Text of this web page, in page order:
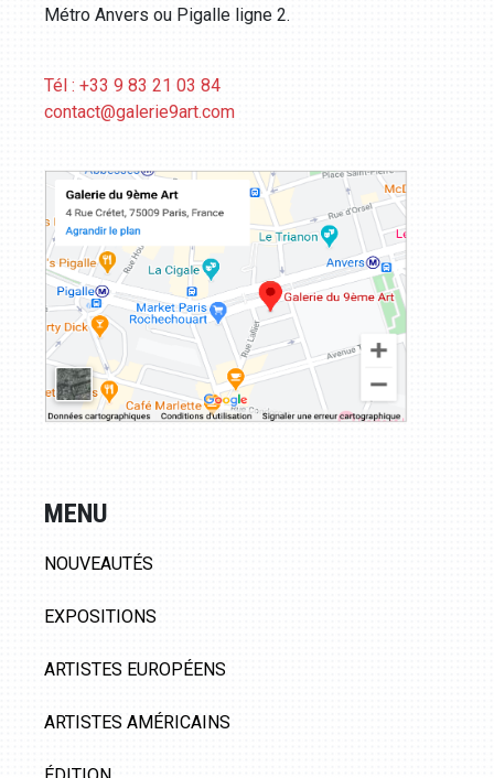
Métro Anvers ou Pigalle ligne 2.
Tél : +33 9 83 21 03 84
contact@galerie9art.com
MENU
NOUVEAUTÉS
EXPOSITIONS
ARTISTES EUROPÉENS
ARTISTES AMÉRICAINS